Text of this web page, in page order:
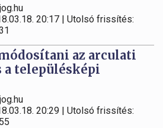
20:17 | Utolsó frissítés:
az arculati
településképi
20:29 | Utolsó frissítés: